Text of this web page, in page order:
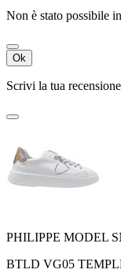
Non è stato possibile
Ok
Scrivi la tua recensione
PHILIPPE MODEL
BTLD VG05